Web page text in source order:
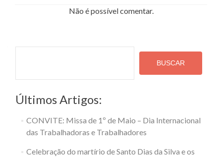
Não é possível comentar.
BUSCAR
Últimos Artigos:
CONVITE: Missa de 1º de Maio – Dia Internacional
das Trabalhadoras e Trabalhadores
Celebração do martírio de Santo Dias da Silva e os